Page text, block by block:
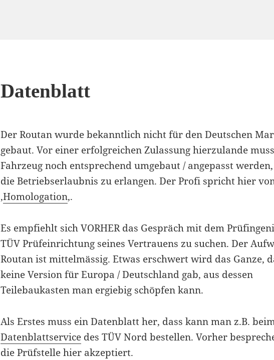
Datenblatt
Der Routan wurde bekanntlich nicht für den Deutschen
gebaut. Vor einer erfolgreichen Zulassung hierzulande
Fahrzeug noch entsprechend umgebaut / angepasst
die Betriebserlaubnis zu erlangen. Der Profi spricht hier
‚Homologation‚.
Es empfiehlt sich VORHER das Gespräch mit dem
TÜV Prüfeinrichtung seines Vertrauens zu suchen. Der
Routan ist mittelmässig. Etwas erschwert wird das Ganze,
keine Version für Europa / Deutschland gab, aus dessen
Teilebaukasten man ergiebig schöpfen kann.
Als Erstes muss ein Datenblatt her, dass kann man z.B.
Datenblattservice des TÜV Nord bestellen. Vorher
die Prüfstelle hier akzeptiert.